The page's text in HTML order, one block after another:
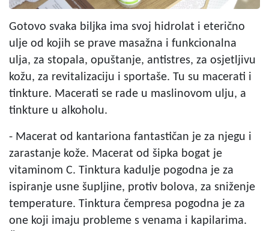
Gotovo svaka biljka ima svoj hidrolat i eterično
ulje od kojih se prave masažna i funkcionalna
ulja, za stopala, opuštanje, antistres, za osjetljivu
kožu, za revitalizaciju i sportaše. Tu su macerati i
tinkture. Macerati se rade u maslinovom ulju, a
tinkture u alkoholu.
- Macerat od kantariona fantastičan je za njegu i
zarastanje kože. Macerat od šipka bogat je
vitaminom C. Tinktura kadulje pogodna je za
ispiranje usne šupljine, protiv bolova, za sniženje
temperature. Tinktura čempresa pogodna je za
one koji imaju probleme s venama i kapilarima.